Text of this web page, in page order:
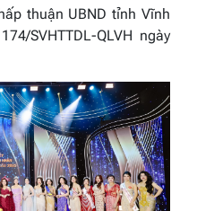
thuận UBND tỉnh Vĩnh
SVHTTDL-QLVH ngày